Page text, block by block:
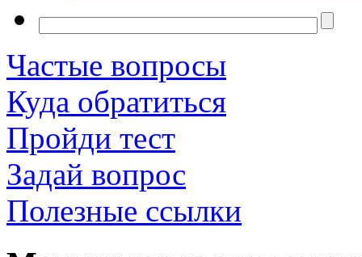
Частые вопросы
Куда обратиться
Пройди тест
Задай вопрос
Полезные ссылки